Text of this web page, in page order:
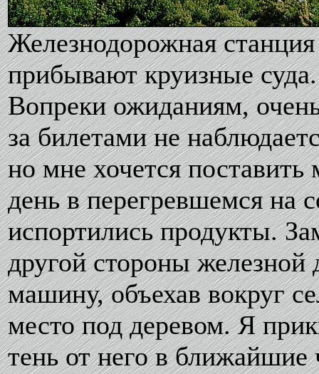
Железнодорожная
прибывают круизные
Вопреки ожиданиям,
за билетами не
но мне хочется
день в перегревшемся на
испортились продукты.
другой стороны железной
машину, объехав вокруг
место под деревом. Я
тень от него в ближайшие